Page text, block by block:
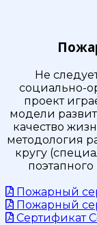
Не
социально-
проект
модели
качество
методология
кругу
Пожарный
Пожарный
Сертификат